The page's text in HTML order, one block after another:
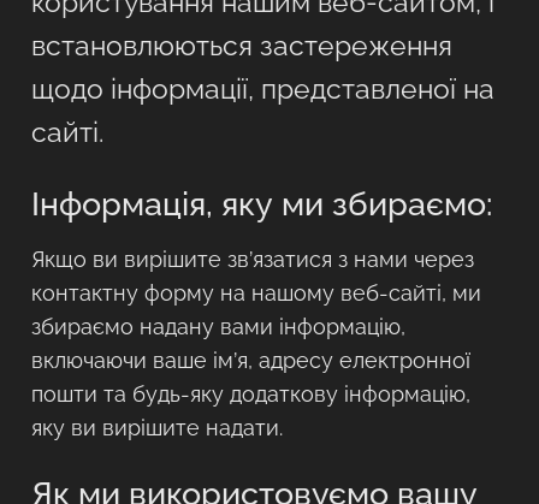
встановлюються застереження
щодо інформації, представленої на
сайті.
Інформація, яку ми збираємо:
Якщо ви вирішите зв’язатися з нами через
контактну форму на нашому веб-сайті, ми
збираємо надану вами інформацію,
включаючи ваше ім’я, адресу електронної
пошти та будь-яку додаткову інформацію,
яку ви вирішите надати.
Як ми використовуємо вашу